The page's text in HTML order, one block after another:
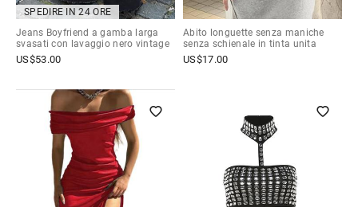
SPEDIRE IN 24 ORE
Jeans Boyfriend a gamba larga
svasati con lavaggio nero vintage
US$53.00
Abito longuette senza maniche
senza schienale in tinta unita
US$17.00